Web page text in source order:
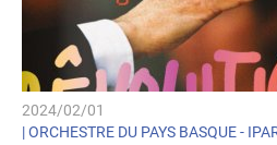
2024/02/01
|ORCHESTRE DU PAYS BASQUE -